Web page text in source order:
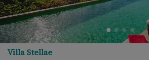
Villa Stellae